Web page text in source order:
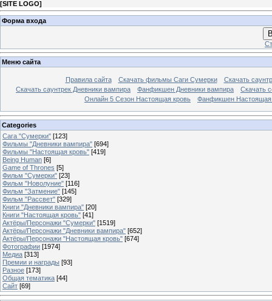
[SITE LOGO]
Форма входа
Меню сайта
Правила сайта Скачать фильмы Саги Сумерки
Скачать
Скачать саунтрек Дневники вампира
Фанфикшен Дневники вампира
Скачать
Онлайн 5 Сезон Настоящая кровь
Фанфикшен Настоящая
Categories
Сага "Сумерки" [123]
Фильмы "Дневники вампира" [694]
Фильмы "Настоящая кровь" [419]
Being Human [6]
Game of Thrones [5]
Фильм "Сумерки" [23]
Фильм "Новолуние" [116]
Фильм "Затмение" [145]
Фильм "Рассвет" [329]
Книги "Дневники вампира" [20]
Книги "Настоящая кровь" [41]
Актёры/Персонажи "Сумерки" [1519]
Актёры/Персонажи "Дневники вампира" [652]
Актёры/Персонажи "Настоящая кровь" [674]
Фотографии [1974]
Медиа [313]
Премии и награды [93]
Разное [173]
Общая тематика [44]
Сайт [69]